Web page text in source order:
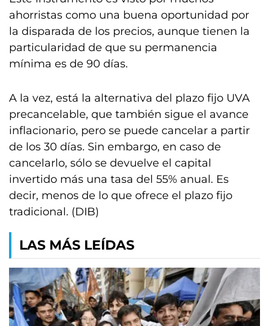
ahorristas como una buena oportunidad por
la disparada de los precios, aunque tienen la
particularidad de que su permanencia
mínima es de 90 días.
A la vez, está la alternativa del plazo fijo UVA
precancelable, que también sigue el avance
inflacionario, pero se puede cancelar a partir
de los 30 días. Sin embargo, en caso de
cancelarlo, sólo se devuelve el capital
invertido más una tasa del 55% anual. Es
decir, menos de lo que ofrece el plazo fijo
tradicional. (DIB)
LAS MÁS LEÍDAS